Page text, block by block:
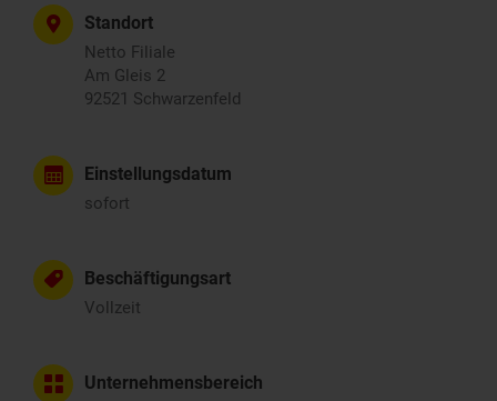
Standort
Netto Filiale
Am Gleis 2
92521 Schwarzenfeld
Einstellungsdatum
sofort
Beschäftigungsart
Vollzeit
Unternehmensbereich